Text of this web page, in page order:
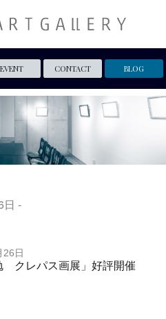
EVENT CONTACT BLOG
日 -
26日
クレパス画展」好評開催